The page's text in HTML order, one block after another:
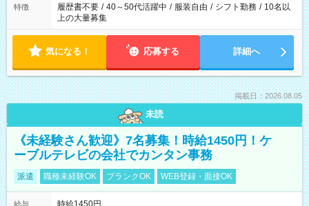
特徴 履歴書不要 / 40～50代活躍中 / 服装自由 / シフト勤務 / 10名以
上の大量募集
気になる！ 応募する 詳細へ
掲載日：2026.08.05
未読
《未経験さん歓迎》7名募集！時給1450円！ケ
ーブルテレビの会社でカンタン事務
派遣 職種未経験OK ブランクOK WEB登録・面接OK
給与
時給1450円